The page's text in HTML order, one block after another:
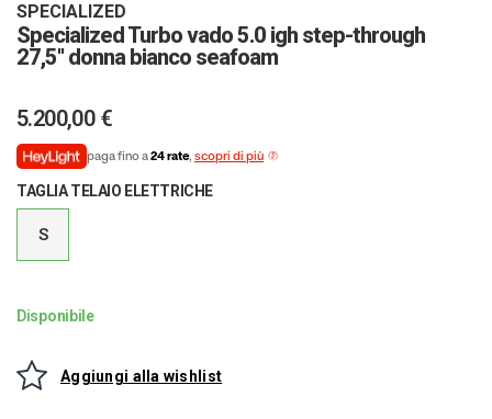
SPECIALIZED
Specialized Turbo vado 5.0 igh step-through
27,5'' donna bianco seafoam
5.200,00 €
paga fino a24 rate, scopri di più
TAGLIA TELAIO ELETTRICHE
S
Disponibile
Aggiungi alla wishlist
galleria
di
immagini